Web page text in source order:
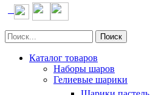
Поиск
Каталог товаров
Наборы шаров
Гелиевые шарики